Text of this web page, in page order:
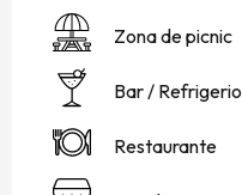
Zona de picnic
Bar / Refrigerio
Restaurante